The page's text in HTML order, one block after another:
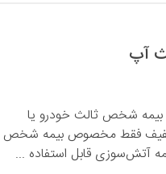
بیمه شخص ثالث خودرو یا
این تخفیف فقط مخصوص بیمه شخص
آتش‌سوزی قابل استفاده ...